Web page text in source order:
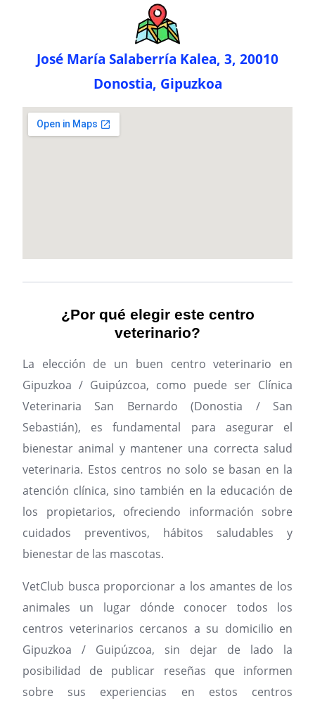
José María Salaberría Kalea, 3, 20010
Donostia, Gipuzkoa
¿Por qué elegir este centro
veterinario?
La elección de un buen centro veterinario en
Gipuzkoa / Guipúzcoa, como puede ser Clínica
Veterinaria San Bernardo (Donostia / San
Sebastián), es fundamental para asegurar el
bienestar animal y mantener una correcta salud
veterinaria. Estos centros no solo se basan en la
atención clínica, sino también en la educación de
los propietarios, ofreciendo información sobre
cuidados preventivos, hábitos saludables y
bienestar de las mascotas.
VetClub busca proporcionar a los amantes de los
animales un lugar dónde conocer todos los
centros veterinarios cercanos a su domicilio en
Gipuzkoa / Guipúzcoa, sin dejar de lado la
posibilidad de publicar reseñas que informen
sobre sus experiencias en estos centros